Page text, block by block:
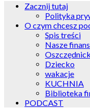
Zacznij tutaj
Polityka
O czym chcesz
Spis treści
Nasze
Dziecko
wakacje
KUCHNIA
Biblioteka
PODCAST